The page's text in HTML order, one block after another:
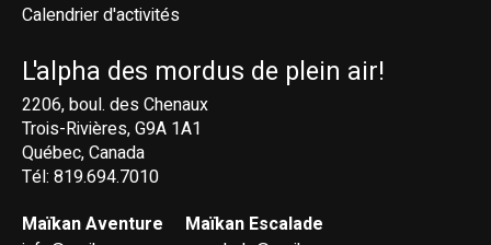
Calendrier d'activités
L'alpha des mordus de plein air!
2206, boul. des Chenaux
Trois-Rivières, G9A 1A1
Québec, Canada
Tél: 819.694.7010
Maïkan Aventure
Maïkan Escalade